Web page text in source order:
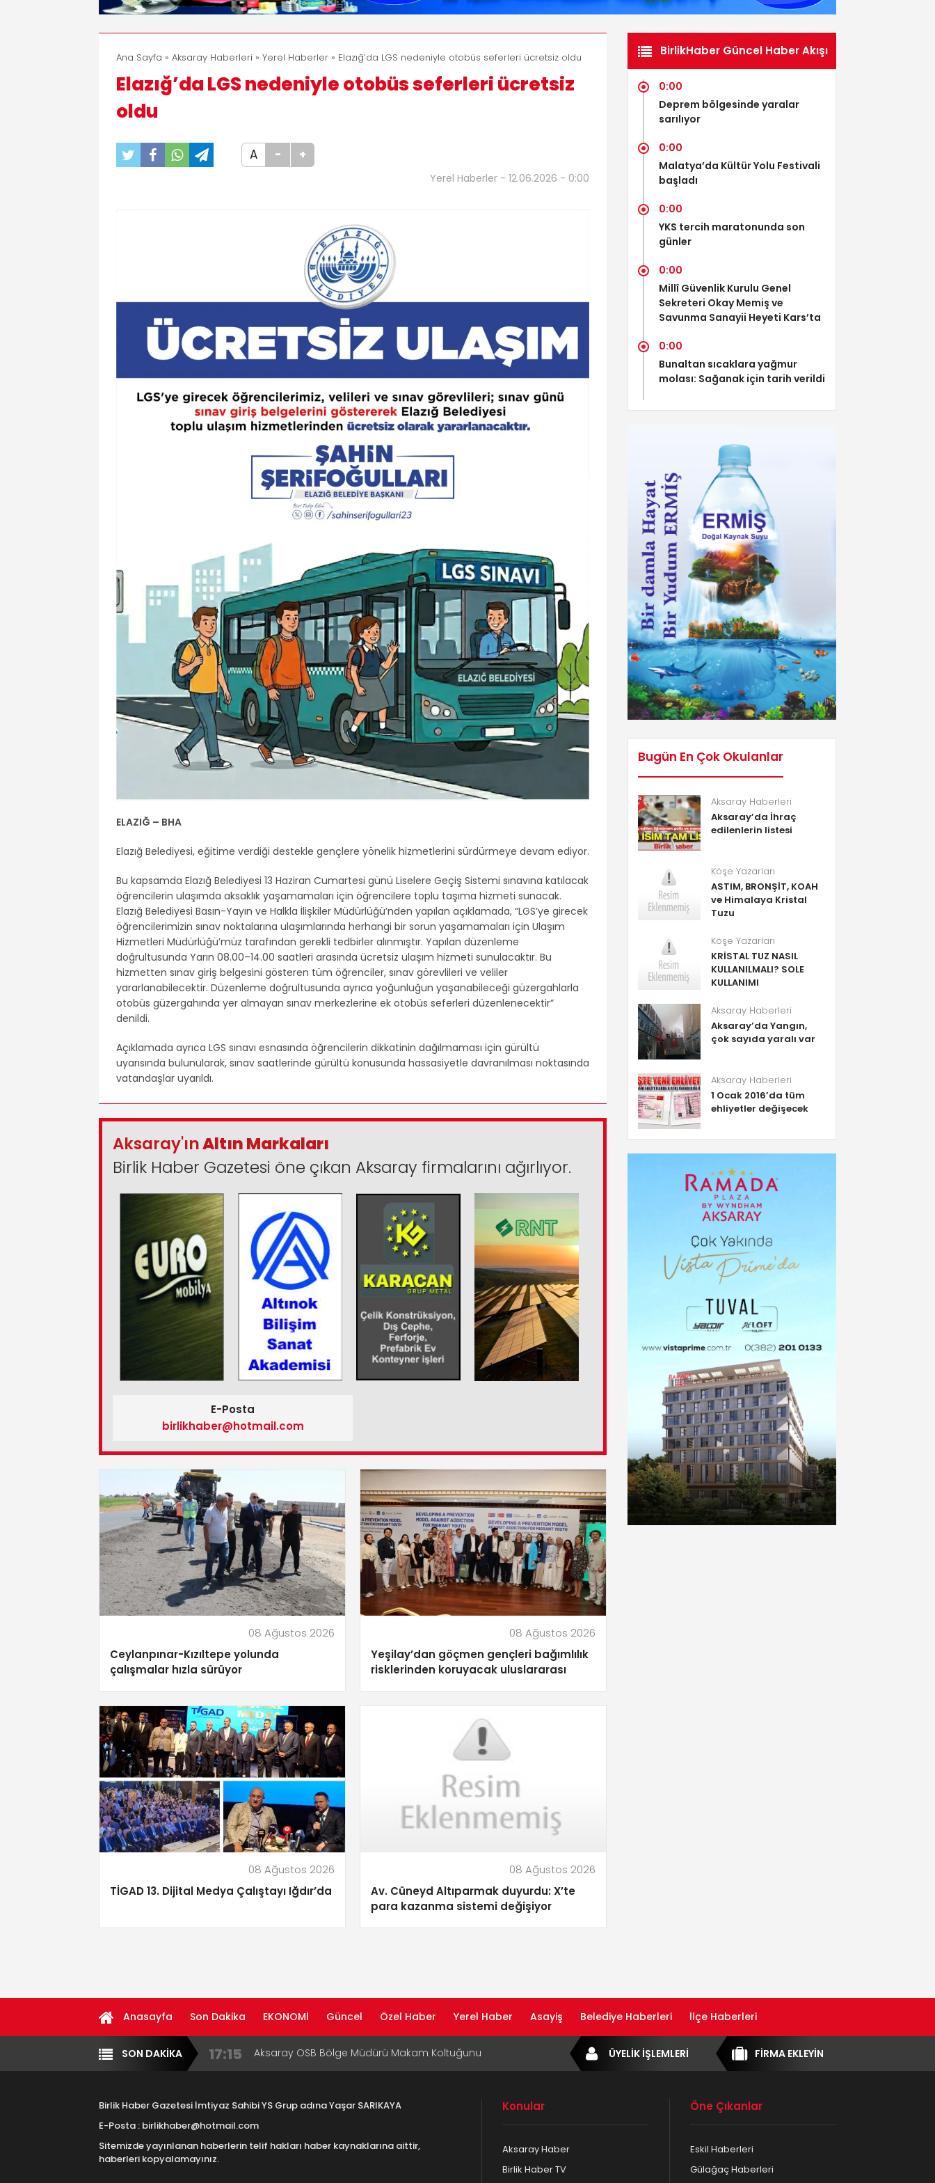
Ana Sayfa » Aksaray Haberleri » Yerel Haberler » Elazığ’da LGS nedeniyle otobüs seferleri ücretsiz oldu
Elazığ’da LGS nedeniyle otobüs seferleri ücretsiz
oldu
A - +
Yerel Haberler - 12.06.2026 - 0:00
ELAZIĞ – BHA
Elazığ Belediyesi, eğitime verdiği destekle gençlere yönelik hizmetlerini sürdürmeye devam ediyor.
Bu kapsamda Elazığ Belediyesi 13 Haziran Cumartesi günü Liselere Geçiş Sistemi sınavına katılacak
öğrencilerin ulaşımda aksaklık yaşamamaları için öğrencilere toplu taşıma hizmeti sunacak.
Elazığ Belediyesi Basın-Yayın ve Halkla İlişkiler Müdürlüğü’nden yapılan açıklamada, “LGS’ye girecek
öğrencilerimizin sınav noktalarına ulaşımlarında herhangi bir sorun yaşamamaları için Ulaşım
Hizmetleri Müdürlüğü’müz tarafından gerekli tedbirler alınmıştır. Yapılan düzenleme
doğrultusunda Yarın 08.00–14.00 saatleri arasında ücretsiz ulaşım hizmeti sunulacaktır. Bu
hizmetten sınav giriş belgesini gösteren tüm öğrenciler, sınav görevlileri ve veliler
yararlanabilecektir. Düzenleme doğrultusunda ayrıca yoğunluğun yaşanabileceği güzergahlarla
otobüs güzergahında yer almayan sınav merkezlerine ek otobüs seferleri düzenlenecektir”
denildi.
Açıklamada ayrıca LGS sınavı esnasında öğrencilerin dikkatinin dağılmaması için gürültü
uyarısında bulunularak, sınav saatlerinde gürültü konusunda hassasiyetle davranılması noktasında
vatandaşlar uyarıldı.
Aksaray'ınAltın Markaları
Birlik Haber Gazetesi öne çıkan Aksaray firmalarını ağırlıyor.
E-Posta
birlikhaber@hotmail.com
08 Ağustos 2026
Ceylanpınar-Kızıltepe yolunda
çalışmalar hızla sürüyor
08 Ağustos 2026
Yeşilay’dan göçmen gençleri bağımlılık
risklerinden koruyacak uluslararası
08 Ağustos 2026
TİGAD 13. Dijital Medya Çalıştayı Iğdır’da
08 Ağustos 2026
Av. Cüneyd Altıparmak duyurdu: X’te
para kazanma sistemi değişiyor
BirlikHaber Güncel Haber Akışı
0:00
Deprem bölgesinde yaralar
sarılıyor
0:00
Malatya’da Kültür Yolu Festivali
başladı
0:00
YKS tercih maratonunda son
günler
0:00
Millî Güvenlik Kurulu Genel
Sekreteri Okay Memiş ve
Savunma Sanayii Heyeti Kars’ta
0:00
Bunaltan sıcaklara yağmur
molası: Sağanak için tarih verildi
Bugün En Çok Okulanlar
Aksaray Haberleri
Aksaray’da İhraç
edilenlerin listesi
Köşe Yazarları
ASTIM, BRONŞİT, KOAH
ve Himalaya Kristal
Tuzu
Köşe Yazarları
KRİSTAL TUZ NASIL
KULLANILMALI? SOLE
KULLANIMI
Aksaray Haberleri
Aksaray’da Yangın,
çok sayıda yaralı var
Aksaray Haberleri
1 Ocak 2016’da tüm
ehliyetler değişecek
Anasayfa Son Dakika EKONOMİ Güncel Özel Haber Yerel Haber Asayiş Belediye Haberleri İlçe Haberleri
Yazarlar Diğer
SON DAKİKA 16:00
Aksaray Esnaf Rehberi ile Google ve Yapay Zeka
11:30
Birlikhaber.com Yayın Hayatına Başladı | Hızlı ve Akıllı
13:33
FİRMA EKLEYİN
ÜYELİK İŞLEMLERİ
Birlik Haber Gazetesi İmtiyaz Sahibi YS Grup adına Yaşar SARIKAYA
E-Posta : birlikhaber@hotmail.com
Sitemizde yayınlanan haberlerin telif hakları haber kaynaklarına aittir,
haberleri kopyalamayınız.
Konular
Aksaray Haber
Birlik Haber TV
Öne Çıkanlar
Eskil Haberleri
Gülağaç Haberleri